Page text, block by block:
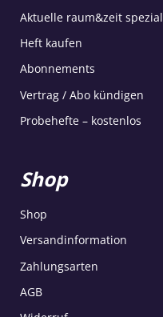
Aktuelle raum&zeit spezial
Heft kaufen
Abonnements
Vertrag / Abo kündigen
Probehefte – kostenlos
Shop
Shop
Versandinformation
Zahlungsarten
AGB